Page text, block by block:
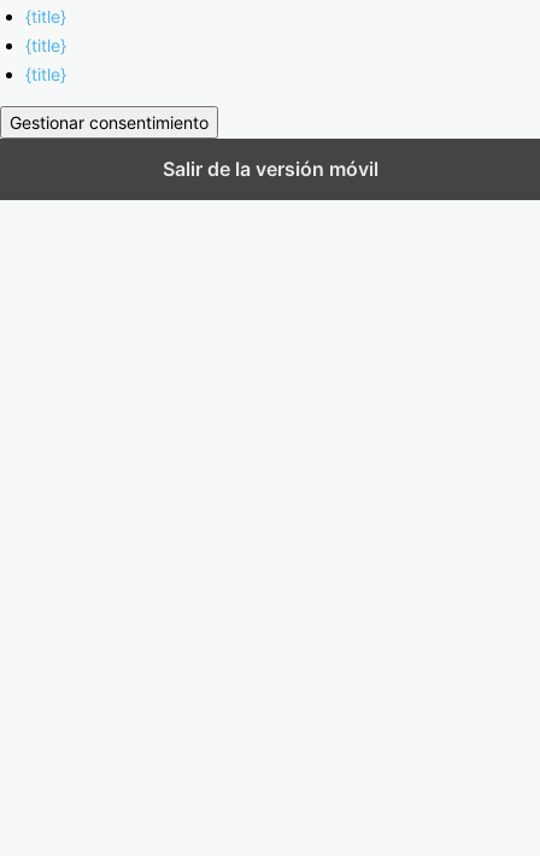
{title}
{title}
{title}
Gestionar consentimiento
Salir de la versión móvil